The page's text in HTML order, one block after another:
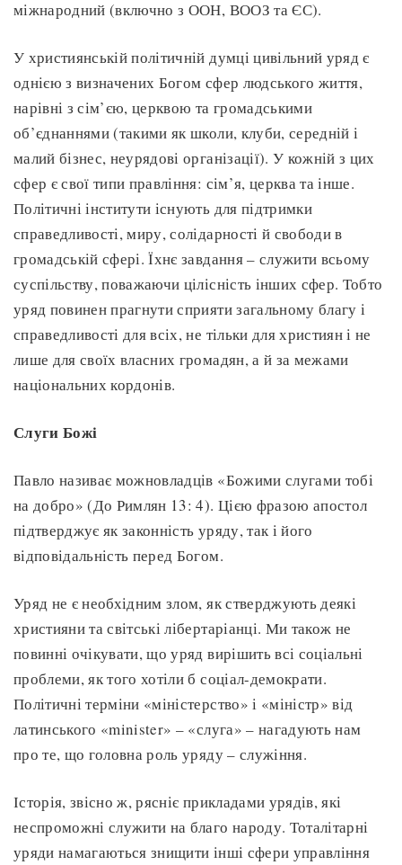
міжнародний (включно з ООН, ВООЗ та ЄС).
У християнській політичній думці цивільний уряд є
однією з визначених Богом сфер людського життя,
нарівні з сім’єю, церквою та громадськими
об’єднаннями (такими як школи, клуби, середній і
малий бізнес, неурядові організації). У кожній з цих
сфер є свої типи правління: сім’я, церква та інше.
Політичні інститути існують для підтримки
справедливості, миру, солідарності й свободи в
громадській сфері. Їхнє завдання – служити всьому
суспільству, поважаючи цілісність інших сфер. Тобто
уряд повинен прагнути сприяти загальному благу і
справедливості для всіх, не тільки для християн і не
лише для своїх власних громадян, а й за межами
національних кордонів.
Слуги Божі
Павло називає можновладців «Божими слугами тобі
на добро» (До Римлян 13: 4). Цією фразою апостол
підтверджує як законність уряду, так і його
відповідальність перед Богом.
Уряд не є необхідним злом, як стверджують деякі
християни та світські лібертаріанці. Ми також не
повинні очікувати, що уряд вирішить всі соціальні
проблеми, як того хотіли б соціал-демократи.
Політичні терміни «міністерство» і «міністр» від
латинського «minister» – «слуга» – нагадують нам
про те, що головна роль уряду – служіння.
Історія, звісно ж, рясніє прикладами урядів, які
неспроможні служити на благо народу. Тоталітарні
уряди намагаються знищити інші сфери управління